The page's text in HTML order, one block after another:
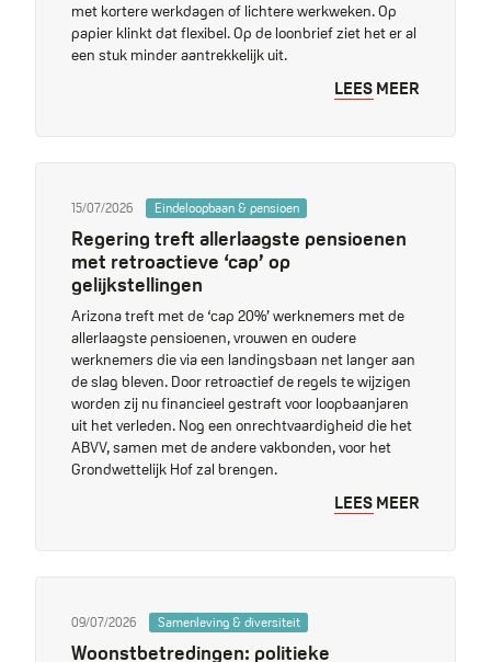
met kortere werkdagen of lichtere werkweken. Op
papier klinkt dat flexibel. Op de loonbrief ziet het er al
een stuk minder aantrekkelijk uit.
LEES MEER
15/07/2026 Eindeloopbaan & pensioen
Regering treft allerlaagste pensioenen
met retroactieve ‘cap’ op
gelijkstellingen
Arizona treft met de ‘cap 20%’ werknemers met de
allerlaagste pensioenen, vrouwen en oudere
werknemers die via een landingsbaan net langer aan
de slag bleven. Door retroactief de regels te wijzigen
worden zij nu financieel gestraft voor loopbaanjaren
uit het verleden. Nog een onrechtvaardigheid die het
ABVV, samen met de andere vakbonden, voor het
Grondwettelijk Hof zal brengen.
LEES MEER
09/07/2026 Samenleving & diversiteit
Woonstbetredingen: politieke